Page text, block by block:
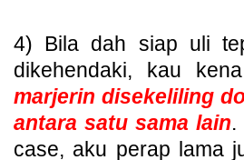
4) Bila dah siap uli
dikehendaki, kau
marjerin disekeliling
antara satu sama lain.
case, aku perap lama